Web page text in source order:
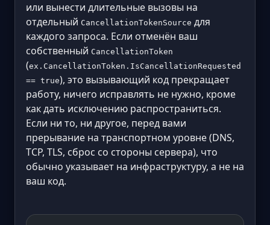
или вынести длительные вызовы на
отдельный CancellationTokenSource для
каждого запроса. Если отменён ваш
собственный CancellationToken
(ex.CancellationToken.IsCancellationRequested
== true), это вызывающий код прекращает
работу, ничего исправлять не нужно, кроме
как дать исключению распространиться.
Если ни то, ни другое, перед вами
прерывание на транспортном уровне (DNS,
TCP, TLS, сброс со стороны сервера), что
обычно указывает на инфраструктуру, а не на
ваш код.